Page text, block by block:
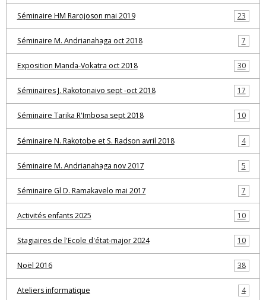
Séminaire HM Rarojoson mai 2019 23
Séminaire M. Andrianahaga oct 2018 7
Exposition Manda-Vokatra oct 2018 30
Séminaires J. Rakotonaivo sept -oct 2018 17
Séminaire Tarika R'Imbosa sept 2018 10
Séminaire N. Rakotobe et S. Radson avril 2018 4
Séminaire M. Andrianahaga nov 2017 5
Séminaire Gl D. Ramakavelo mai 2017 7
Activités enfants 2025 10
Stagiaires de l'Ecole d'état-major 2024 10
Noël 2016 38
Ateliers informatique 4